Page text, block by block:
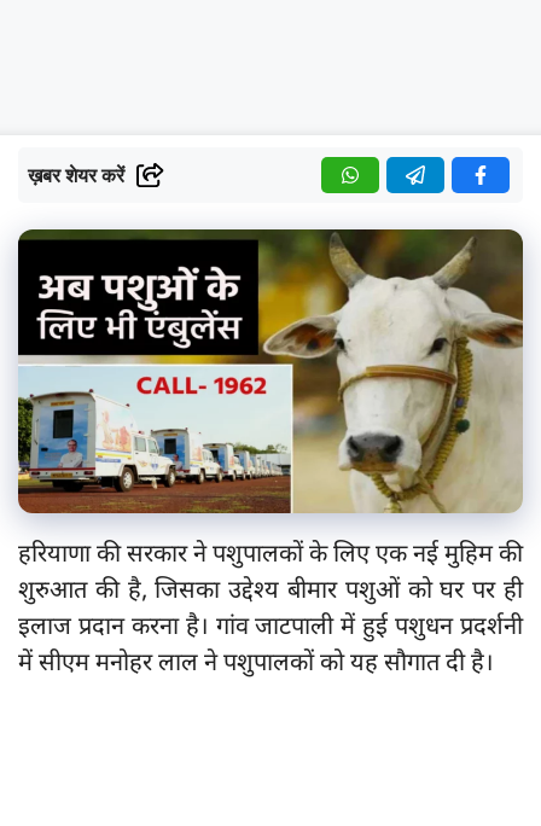
ख़बर शेयर करें
हरियाणा की सरकार ने पशुपालकों के लिए एक नई मुहिम की
शुरुआत की है, जिसका उद्देश्य बीमार पशुओं को घर पर ही
इलाज प्रदान करना है। गांव जाटपाली में हुई पशुधन प्रदर्शनी
में सीएम मनोहर लाल ने पशुपालकों को यह सौगात दी है।